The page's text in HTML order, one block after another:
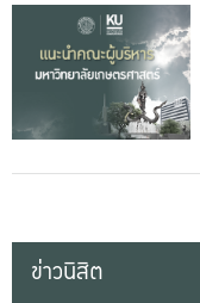
ข่าวนิสิต